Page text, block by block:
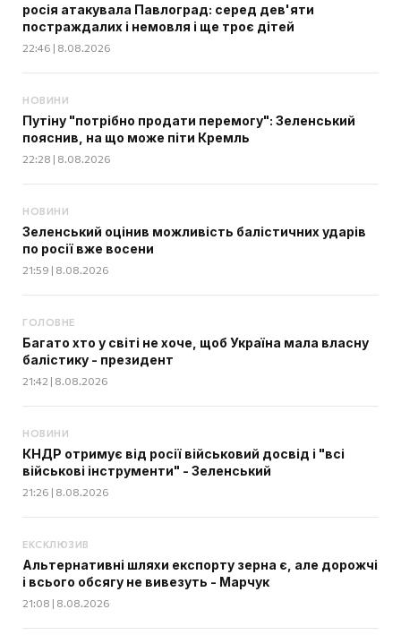
росія атакувала Павлоград: серед дев'яти
постраждалих і немовля і ще троє дітей
22:46 | 8.08.2026
НОВИНИ
Путіну "потрібно продати перемогу": Зеленський
пояснив, на що може піти Кремль
22:28 | 8.08.2026
НОВИНИ
Зеленський оцінив можливість балістичних ударів
по росії вже восени
21:59 | 8.08.2026
ГОЛОВНЕ
Багато хто у світі не хоче, щоб Україна мала власну
балістику - президент
21:42 | 8.08.2026
НОВИНИ
КНДР отримує від росії військовий досвід і "всі
військові інструменти" - Зеленський
21:26 | 8.08.2026
ЕКСКЛЮЗИВ
Альтернативні шляхи експорту зерна є, але дорожчі
і всього обсягу не вивезуть - Марчук
21:08 | 8.08.2026